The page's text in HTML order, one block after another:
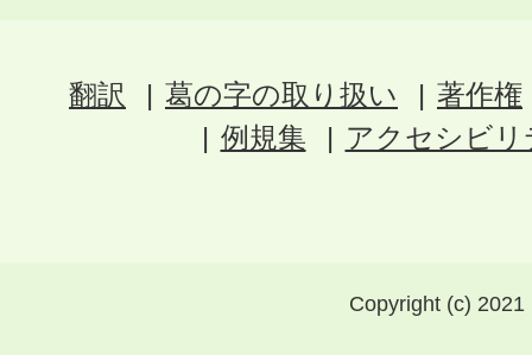
翻訳 葛の字の取り扱い
著作権
例規集
アクセシビ
Copyright (c)